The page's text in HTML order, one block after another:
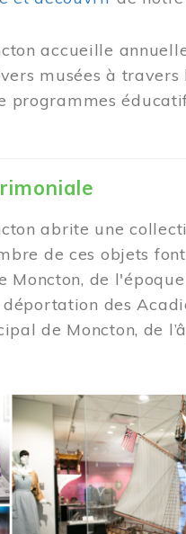
accueille
musées à
programmes
abrite une
de ces objets
Moncton, de
des
de Moncton, de